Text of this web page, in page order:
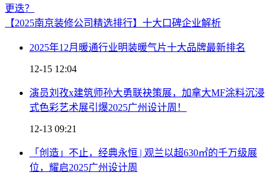
更迭？
【2025南京装修公司精选排行】十大口碑企业解析
2025年12月暖通行业明装暖气片十大品牌最新排名
12-15 12:04
演员刘孜x建筑师孙大勇联袂策展，加拿大MF涂料沉浸
式色彩艺术展引爆2025广州设计周！
12-13 09:21
「创造」不止，经典永恒 | 观兰以超630㎡的千万级展
位，耀启2025广州设计周